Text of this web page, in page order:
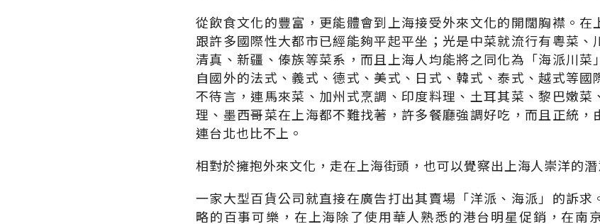
從飲食文化的豐富，更能體會到上海接受外來文化的開闊胸襟。在
跟許多國際性大都市已經能夠平起平坐；光是中菜就流行有粵菜、
清真、新疆、傣族等菜系，而且上海人均能將之同化為「海派川菜
自國外的法式、義式、德式、美式、日式、韓式、泰式、越式等國
不待言，連馬來菜、加州式烹調、印度料理、土耳其菜、黎巴嫩菜
理、墨西哥菜在上海都不難找著，許多餐廳強調好吃，而且正統，
連台北也比不上。
相對於擁抱外來文化，走在上海街頭，也可以覺察出上海人崇洋的潛
一家大型百貨公司就直接在廣告打出其賣場「洋派、海派」的訴求
略的百事可樂，在上海除了使用華人熟悉的港台明星促銷，在南